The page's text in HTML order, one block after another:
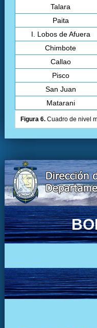
Talara
Paita
I. Lobos de Afuera
Chimbote
Callao
Pisco
San Juan
Matarani
Figura 6. Cuadro de nivel